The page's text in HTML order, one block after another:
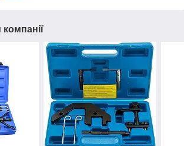
компанії